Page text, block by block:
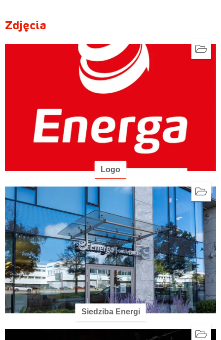
Zdjęcia
Logo
Siedziba Energi